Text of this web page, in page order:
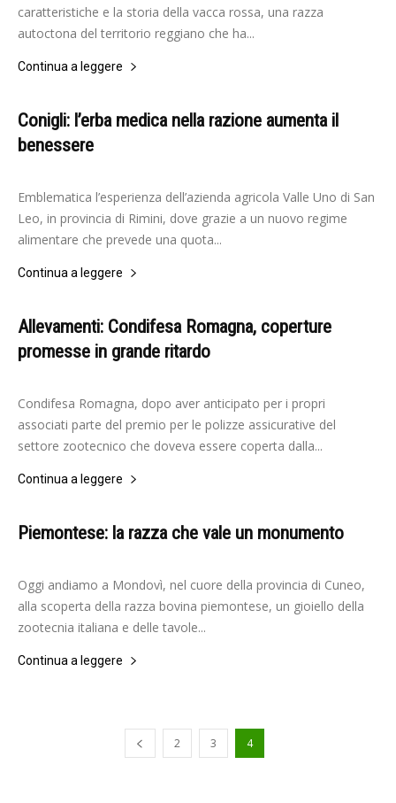
caratteristiche e la storia della vacca rossa, una razza
autoctona del territorio reggiano che ha...
Continua a leggere
Conigli: l’erba medica nella razione aumenta il
benessere
Redazione - 10 Gennaio 2022
Emblematica l’esperienza dell’azienda agricola Valle Uno di San
Leo, in provincia di Rimini, dove grazie a un nuovo regime
alimentare che prevede una quota...
Continua a leggere
Allevamenti: Condifesa Romagna, coperture
promesse in grande ritardo
Elisabetta Gori - 3 Luglio 2024
Condifesa Romagna, dopo aver anticipato per i propri
associati parte del premio per le polizze assicurative del
settore zootecnico che doveva essere coperta dalla...
Continua a leggere
Piemontese: la razza che vale un monumento
Redazione - 2 Marzo 2021
Oggi andiamo a Mondovì, nel cuore della provincia di Cuneo,
alla scoperta della razza bovina piemontese, un gioiello della
zootecnia italiana e delle tavole...
Continua a leggere
2 3 4